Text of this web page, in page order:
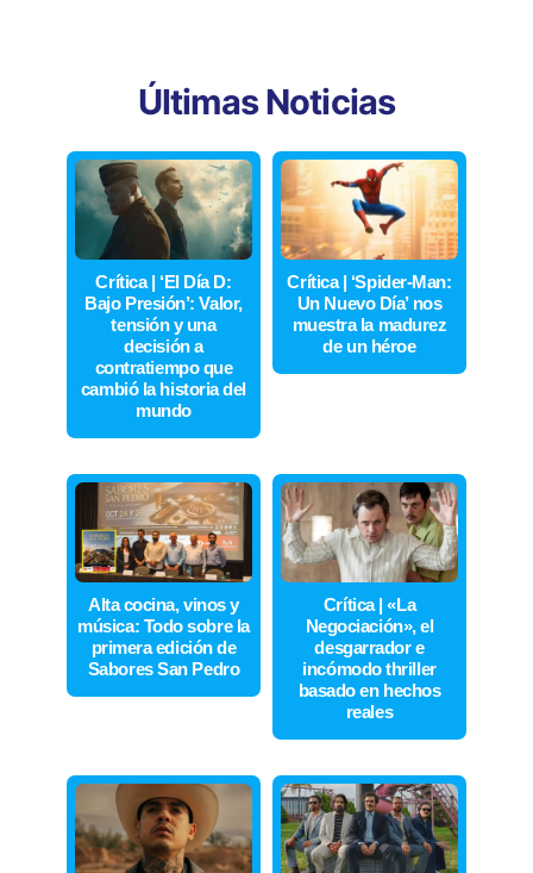
Últimas Noticias
Crítica | ‘El Día D:
Bajo Presión’: Valor,
tensión y una
decisión a
contratiempo que
cambió la historia del
mundo
Crítica | ‘Spider-Man:
Un Nuevo Día’ nos
muestra la madurez
de un héroe
Alta cocina, vinos y
música: Todo sobre la
primera edición de
Sabores San Pedro
Crítica | «La
Negociación», el
desgarrador e
incómodo thriller
basado en hechos
reales